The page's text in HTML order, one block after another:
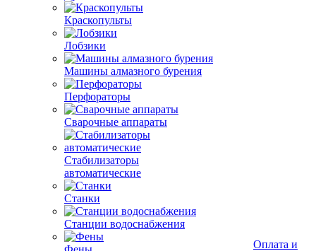
Краскопульты
Лобзики
Машины алмазного бурения
Перфораторы
Сварочные аппараты
Стабилизаторы
автоматические
Станки
Станции водоснабжения
Оплата и